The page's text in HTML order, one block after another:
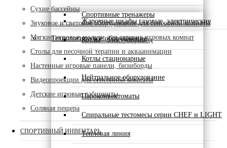
Спортивные тренажеры
Технологическое оборудование
Жарочные шкафы газовые, электрические
Котлы - электропривод
Котлы стационарные
Нейтральное оборудование
Пароконвектоматы
Спиральные тестомесы серии CHEF и LIGHT
Тепловая линия
Сухие бассейны
Звуковое и световое оборудование для сенсорной комнаты
Мягкие игровые модули для детских игровых комнат
Столы для песочной терапии и акваанимации
Настенные игровые панели, бизиборды
Видеопроекции для сенсорной комнаты
Детские игровые лабиринты
Соляная пещера
СПОРТИВНЫЙ ИНВЕНТАРЬ